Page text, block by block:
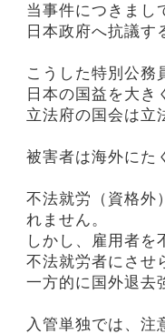
当事件につきまし
日本政府へ抗議す
こうした特別公務
日本の国益を大き
立法府の国会は立
被害者は海外にた
不法就労（資格外
れません。
しかし、雇用者を
不法就労者にさせ
一方的に国外退去
入管単独では、注